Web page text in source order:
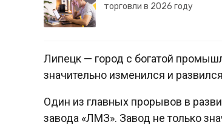
торговли в 2026 году
Липецк — город с богатой
значительно изменился и
Один из главных прорывов в
завода «ЛМЗ». Завод не только